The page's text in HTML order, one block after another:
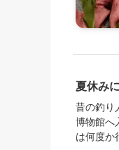
夏休み
昔の釣り
博物館へ
は何度か